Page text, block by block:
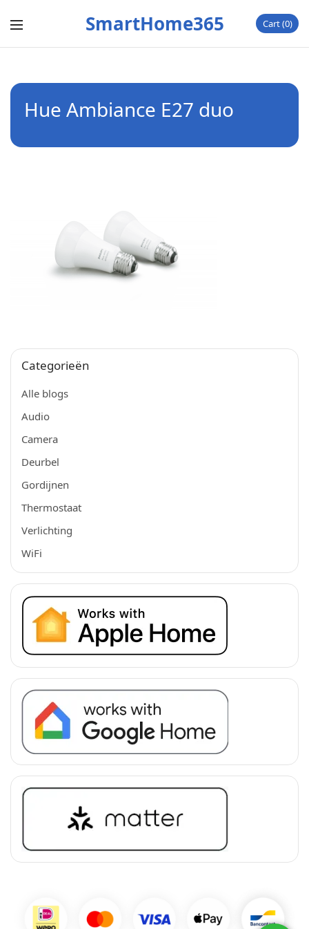
SmartHome365 Cart 0
Hue Ambiance E27 duo
Categorieën
Alle blogs
Audio
Camera
Deurbel
Gordijnen
Thermostaat
Verlichting
WiFi